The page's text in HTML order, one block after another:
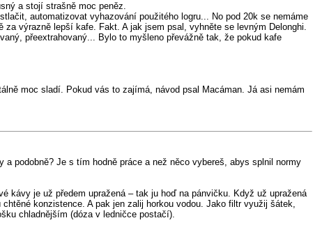
a stojí strašně moc peněz.
automatizovat vyhazování použitého logru... No pod 20k se nemáme
výrazně lepší kafe. Fakt. A jak jsem psal, vyhněte se levným Delonghi.
přeextrahovaný... Bylo to myšleno převážně tak, že pokud kafe
moc sladí. Pokud vás to zajímá, návod psal Macáman. Já asi nemám
podobně? Je s tím hodně práce a než něco vybereš, abys splnil normy
kávy je už předem upražená – tak ju hoď na pánvičku. Když už upražená
konzistence. A pak jen zalij horkou vodou. Jako filtr využij šátek,
chladnějším (dóza v ledničce postačí).